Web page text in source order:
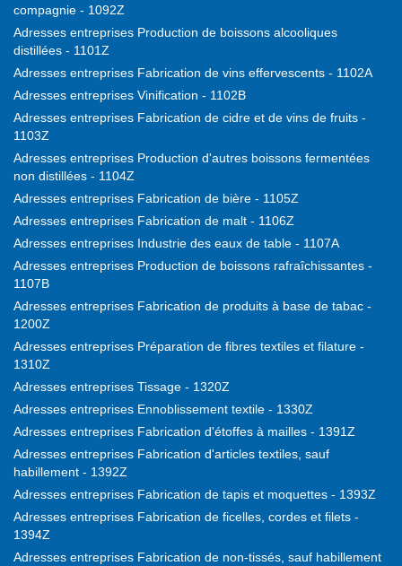
compagnie - 1092Z
Adresses entreprises Production de boissons alcooliques
distillées - 1101Z
Adresses entreprises Fabrication de vins effervescents - 1102A
Adresses entreprises Vinification - 1102B
Adresses entreprises Fabrication de cidre et de vins de fruits -
1103Z
Adresses entreprises Production d'autres boissons fermentées
non distillées - 1104Z
Adresses entreprises Fabrication de bière - 1105Z
Adresses entreprises Fabrication de malt - 1106Z
Adresses entreprises Industrie des eaux de table - 1107A
Adresses entreprises Production de boissons rafraîchissantes -
1107B
Adresses entreprises Fabrication de produits à base de tabac -
1200Z
Adresses entreprises Préparation de fibres textiles et filature -
1310Z
Adresses entreprises Tissage - 1320Z
Adresses entreprises Ennoblissement textile - 1330Z
Adresses entreprises Fabrication d'étoffes à mailles - 1391Z
Adresses entreprises Fabrication d'articles textiles, sauf
habillement - 1392Z
Adresses entreprises Fabrication de tapis et moquettes - 1393Z
Adresses entreprises Fabrication de ficelles, cordes et filets -
1394Z
Adresses entreprises Fabrication de non-tissés, sauf habillement